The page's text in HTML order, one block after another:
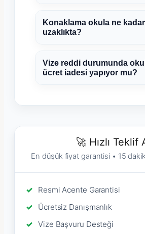
Konaklama okula ne kadar
uzaklıkta?
Vize reddi durumunda
ücret iadesi yapıyor mu?
🚀 Hızlı Teklif
En düşük fiyat garantisi • 15
Resmi Acente Garantisi
Ücretsiz Danışmanlık
Vize Başvuru Desteği